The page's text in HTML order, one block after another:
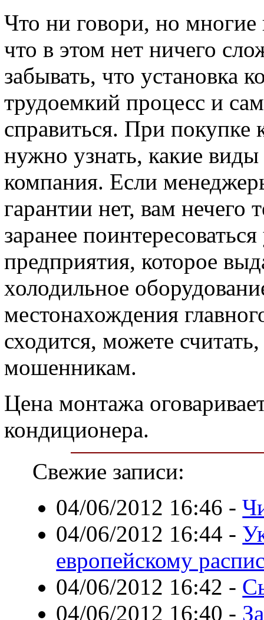
Что ни говори, но многие
что в этом нет ничего
забывать, что установка
трудоемкий процесс и
справиться. При покупке
нужно узнать, какие виды
компания. Если
гарантии нет, вам
заранее
предприятия, которое
холодильное
местонахождения
сходится, можете
мошенникам.
Цена монтажа
кондиционера.
Свежие записи:
04/06/2012 16:46 -
04/06/2012 16:44 -
европейскому
04/06/2012 16:42 -
04/06/2012 16:40 -